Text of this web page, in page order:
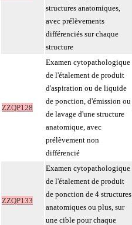
structures anatomiques,
avec prélèvements
différenciés sur chaque
structure
ZZQP128
Examen cytopathologique
de l'étalement de produit
d'aspiration ou de liquide
de ponction, d'émission ou
de lavage d'une structure
anatomique, avec
prélèvement non
différencié
ZZQP133
Examen cytopathologique
de l'étalement de produit
de ponction de 4 structures
anatomiques ou plus, sur
une cible pour chaque